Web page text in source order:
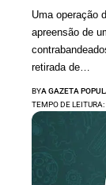
Uma operação
apreensão de
retirada de…
BYA GAZETA
TEMPO DE